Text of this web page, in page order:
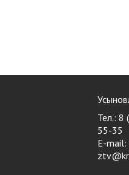
Тел.:
55-35
E-mail: